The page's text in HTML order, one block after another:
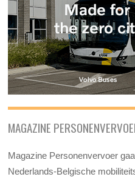
MAGAZINE
Magazine Personenvervoer
Nederlands-Belgische